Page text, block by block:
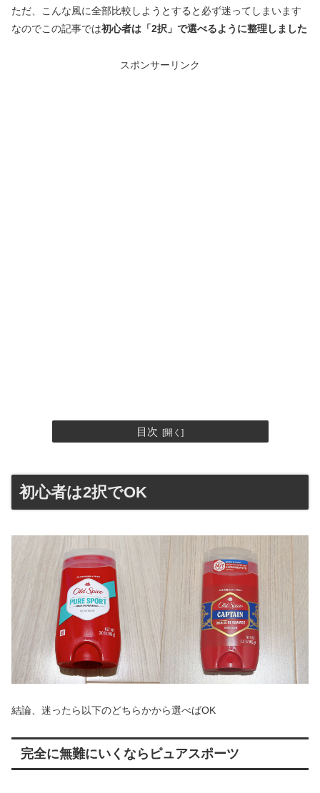
ただ、こんな風に全部比較しようとすると必ず迷ってしまいます
なのでこの記事では初心者は「2択」で選べるように整理しました
スポンサーリンク
目次
初心者は2択でOK
結論、迷ったら以下のどちらかから選べばOK
完全に無難にいくなら ピュアスポーツ